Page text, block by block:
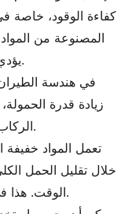
كفاءة الوقود، خاصة
المصنوعة من
يؤدي إلى تقليل الانبعاثات وتكاليف التشغيل.
في هندسة
زيادة قدرة
الركاب دون المساس بكفاءة الوقود أو المدى.
تعمل المواد خفيفة
خلال تقليل الحمل
الوقت. هذا في النهاية يطيل عمر المكونات والهياكل.